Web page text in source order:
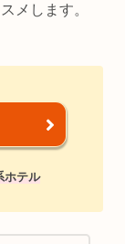
メします。
ホテル